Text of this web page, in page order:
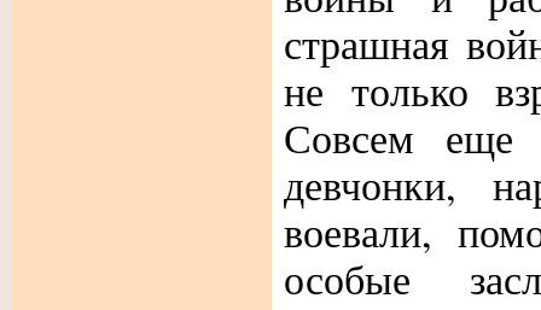
страшная
не только
Совсем
девчонки,
воевали,
особые